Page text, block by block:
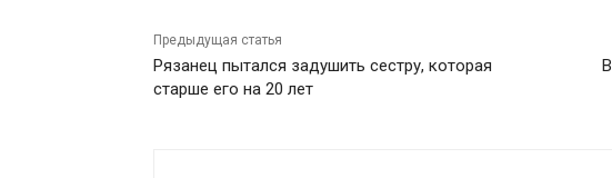
Предыдущая статья
Рязанец пытался задушить сестру, которая
старше его на 20 лет